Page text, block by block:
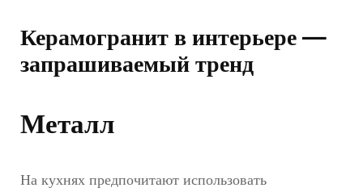
Керамогранит в интерьере —
запрашиваемый тренд
Металл
На кухнях предпочитают использовать